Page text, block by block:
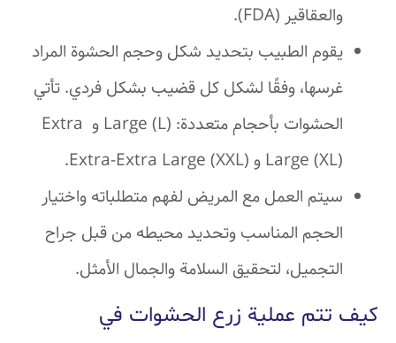
والعقاقير (FDA).
يقوم الطبيب بتحديد شكل وحجم الحشوة المراد
غرسها، وفقًا لشكل كل قضيب بشكل فردي. تأتي
الحشوات بأحجام متعددة: (Large (L و Extra
Large (XL) و Extra-Extra Large (XXL).
سيتم العمل مع المريض لفهم متطلباته واختيار
الحجم المناسب وتحديد محيطه من قبل جراح
التجميل، لتحقيق السلامة والجمال الأمثل.
كيف تتم عملية زرع الحشوات في